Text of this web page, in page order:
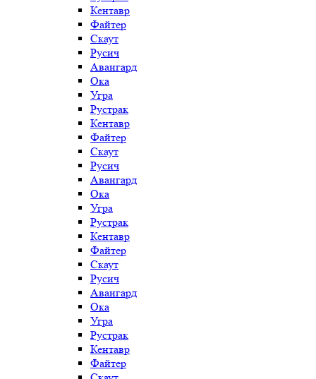
Кентавр
Файтер
Скаут
Русич
Авангард
Ока
Угра
Рустрак
Кентавр
Файтер
Скаут
Русич
Авангард
Ока
Угра
Рустрак
Кентавр
Файтер
Скаут
Русич
Авангард
Ока
Угра
Рустрак
Кентавр
Файтер